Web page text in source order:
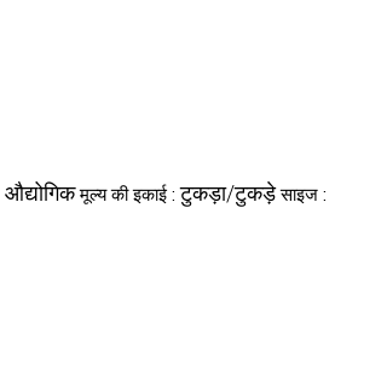
औद्योगिक मूल्य की इकाई :टुकड़ा/टुकड़े साइज :